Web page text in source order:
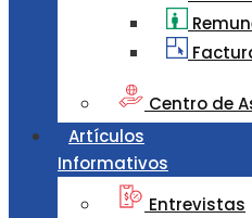
Centro de
Artículos
Informativos
Entrevistas